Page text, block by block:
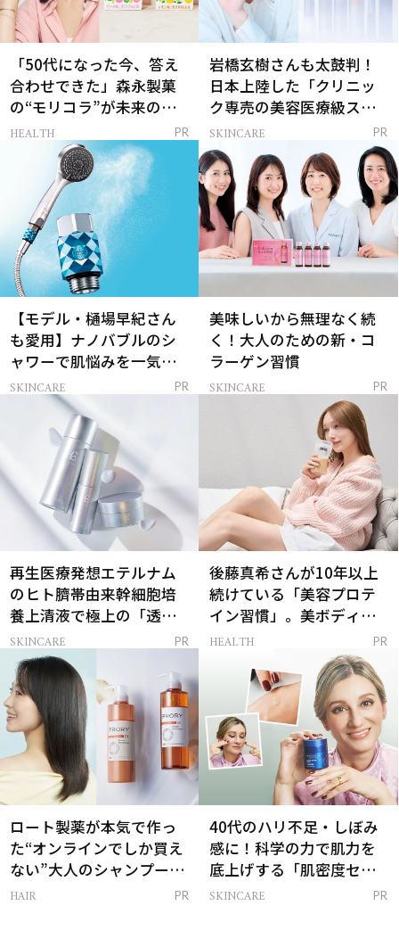
「50代になった今、答え
合わせできた」森永製菓
の“モリコラ”が未来のキ
レイを連れてくる！
HEALTH PR
岩橋玄樹さんも太鼓判！
日本上陸した「クリニッ
ク専売の美容医療級スキ
ンケア」
SKINCARE PR
【モデル・樋場早紀さん
も愛用】ナノバブルのシ
ャワーで肌悩みを一気に
解決
SKINCARE PR
美味しいから無理なく続
く！大人のための新・コ
ラーゲン習慣
SKINCARE PR
再生医療発想エテルナム
のヒト臍帯由来幹細胞培
養上清液で極上の「透明
感ハリ肌」へ
SKINCARE PR
後藤真希さんが10年以上
続けている「美容プロテ
イン習慣」。美ボディを
支える朝ルーティンと
HEALTH PR
ロート製薬が本気で作っ
た“オンラインでしか買え
ない”大人のシャンプー＆
トリートメントって？
HAIR PR
40代のハリ不足・しぼみ
感に！科学の力で肌力を
底上げする「肌密度セラ
ム」
SKINCARE PR